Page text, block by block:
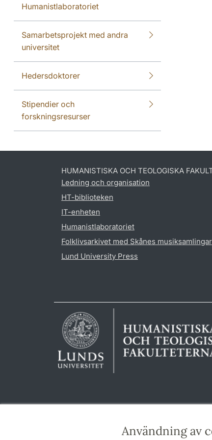
Användning av
Humanistlaboratoriet
Samarbetsprojekt med andra
universitet
Hedersdoktorer
Stipendier och
forskningsresurser
HUMANISTISKA OCH TEOLOGISKA
Ledning och organisation
HT-biblioteken
IT-enheten
Humanistlaboratoriet
Folklivsarkivet med Skånes musiksamlingar
Lund University Press